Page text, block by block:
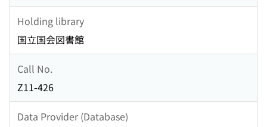
Holding library
国立国会図書館
Call No.
Z11-426
Data Provider (Database)